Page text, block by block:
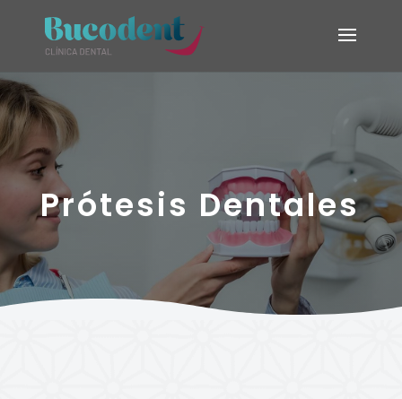
Prótesis Dentales